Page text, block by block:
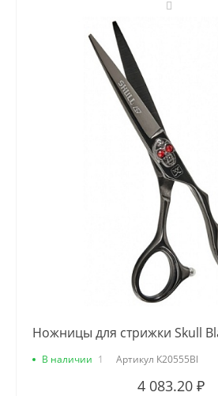
Ножницы для стрижки Skull
В наличии 1 Артикул К20555Вl
4 083.20 ₽